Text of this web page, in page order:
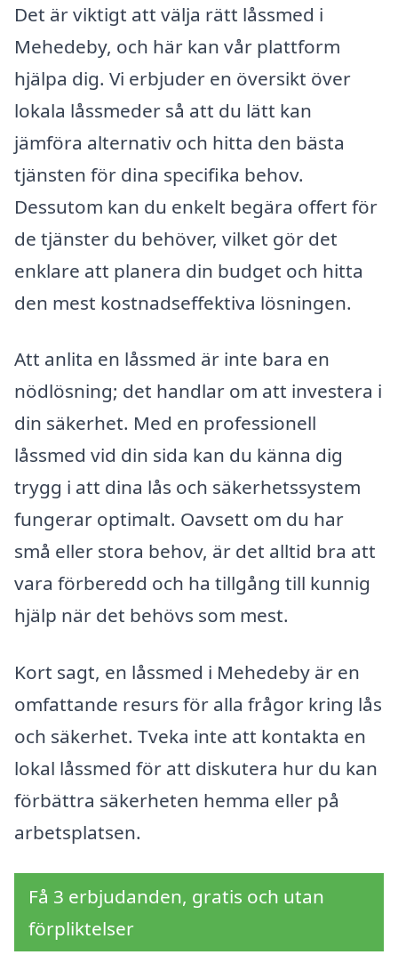
Det är viktigt att välja rätt låssmed i
Mehedeby, och här kan vår plattform
hjälpa dig. Vi erbjuder en översikt över
lokala låssmeder så att du lätt kan
jämföra alternativ och hitta den bästa
tjänsten för dina specifika behov.
Dessutom kan du enkelt begära offert för
de tjänster du behöver, vilket gör det
enklare att planera din budget och hitta
den mest kostnadseffektiva lösningen.
Att anlita en låssmed är inte bara en
nödlösning; det handlar om att investera i
din säkerhet. Med en professionell
låssmed vid din sida kan du känna dig
trygg i att dina lås och säkerhetssystem
fungerar optimalt. Oavsett om du har
små eller stora behov, är det alltid bra att
vara förberedd och ha tillgång till kunnig
hjälp när det behövs som mest.
Kort sagt, en låssmed i Mehedeby är en
omfattande resurs för alla frågor kring lås
och säkerhet. Tveka inte att kontakta en
lokal låssmed för att diskutera hur du kan
förbättra säkerheten hemma eller på
arbetsplatsen.
Få 3 erbjudanden, gratis och utan
förpliktelser